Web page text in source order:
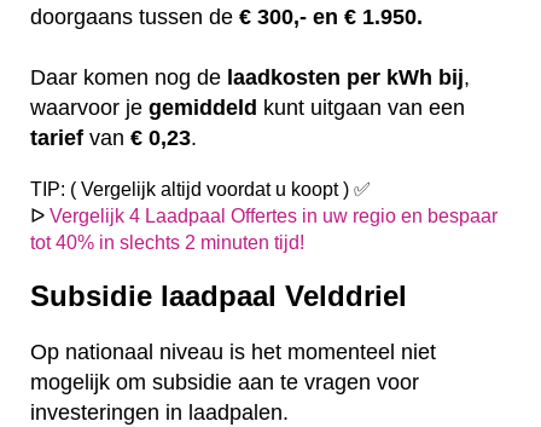
doorgaans tussen de € 300,- en € 1.950.
Daar komen nog de laadkosten per kWh bij,
waarvoor je gemiddeld kunt uitgaan van een
tarief van € 0,23.
TIP: ( Vergelijk altijd voordat u koopt ) ✅
ᐅ Vergelijk 4 Laadpaal Offertes in uw regio en bespaar
tot 40% in slechts 2 minuten tijd!
Subsidie laadpaal Velddriel
Op nationaal niveau is het momenteel niet
mogelijk om subsidie aan te vragen voor
investeringen in laadpalen.